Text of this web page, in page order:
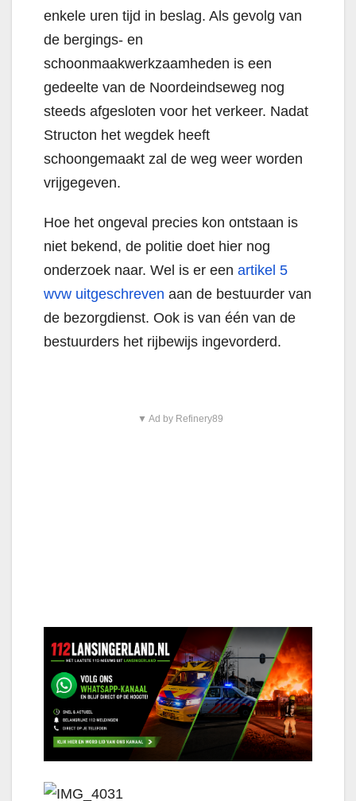
enkele uren tijd in beslag. Als gevolg van
de bergings- en
schoonmaakwerkzaamheden is een
gedeelte van de Noordeindseweg nog
steeds afgesloten voor het verkeer. Nadat
Structon het wegdek heeft
schoongemaakt zal de weg weer worden
vrijgegeven.
Hoe het ongeval precies kon ontstaan is
niet bekend, de politie doet hier nog
onderzoek naar. Wel is er een artikel 5
wvw uitgeschreven aan de bestuurder van
de bezorgdienst. Ook is van één van de
bestuurders het rijbewijs ingevorderd.
▼ Ad by Refinery89